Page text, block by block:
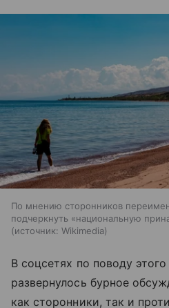
По мнению сторонников
подчеркнуть «национальную
источник: Wikimedia
В соцсетях по поводу
развернулось бурное
как сторонники, так и